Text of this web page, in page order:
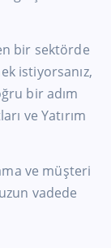
bir sektörde
istiyorsanız,
bir adım
ve Yatırım
ve müşteri
vadede